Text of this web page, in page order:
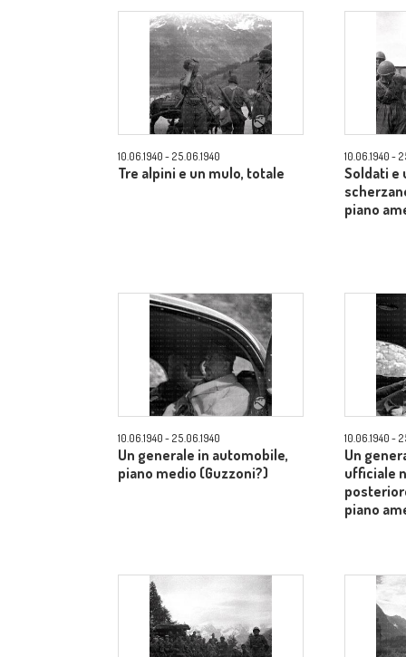
10.06.1940 - 25.06.1940
Tre alpini e un mulo, totale
10.06.1940 -
Soldati e
piano
10.06.1940 - 25.06.1940
Un generale in automobile,
piano medio (Guzzoni?)
10.06.1940 -
Un
ufficiale
piano